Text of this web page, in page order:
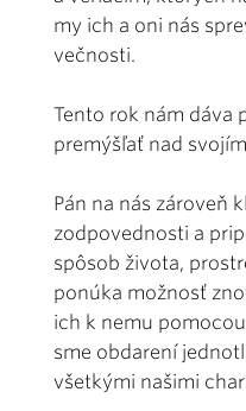
my ich a oni nás
večnosti.
Tento rok nám dáva
premýšľať nad
Pán na nás zároveň
zodpovednosti a
spôsob života,
ponúka možnosť
ich k nemu
sme obdarení
všetkými našimi